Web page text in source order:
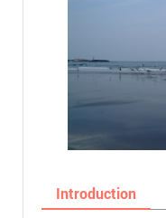
Introduction